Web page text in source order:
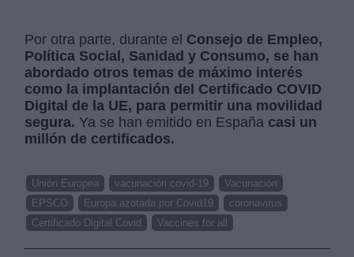
Por otra parte, durante el Consejo de Empleo,
Política Social, Sanidad y Consumo, se han
abordado otros temas de máximo interés
como la implantación del Certificado COVID
Digital de la UE, para permitir una movilidad
segura. Ya se han emitido en España casi un
millón de certificados.
Unión Europea vacunación covid-19
Vacunación
EPSCO
Europa azotada por Covid19
coronavirus
Certificado Digital Covid
Vaccines for all